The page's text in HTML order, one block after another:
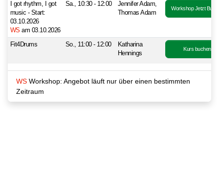
I got rhythm, I got
music - Start:
03.10.2026
WS am 03.10.2026
Sa., 10:30 - 12:00
Jennifer Adam,
Thomas Adam
Workshop Jetzt
Fit4Drums So., 11:00 - 12:00
Katharina
Hennings
Kurs buchen
WS Workshop: Angebot läuft nur über einen bestimmten
Zeitraum